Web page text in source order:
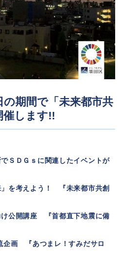
の期間で「未来都市共
催します!!
ＳＤＧｓに関連したイベントが
を考えよう！ 『未来都市共創
け公開講座 『首都直下地震に備
企画 『あつまレ！すみだサロ